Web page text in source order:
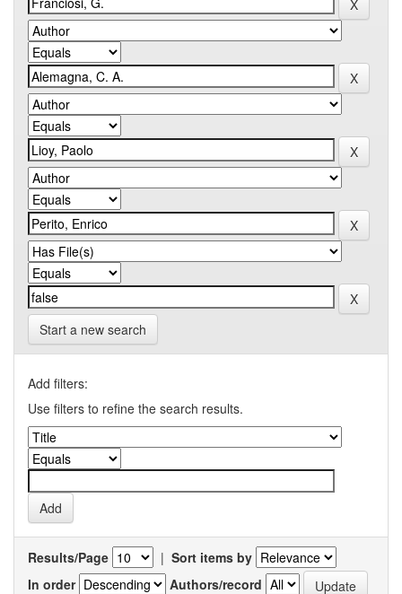
Start a new search
Add filters:
Use filters to refine the search results.
Results/Page | Sort items by
In order
Authors/record